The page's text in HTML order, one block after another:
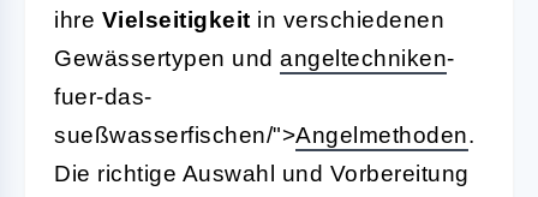
ihre Vielseitigkeit in verschiedenen
Gewässertypen und angeltechniken-
fuer-das-
sueßwasserfischen/">Angelmethoden.
Die richtige Auswahl und Vorbereitung